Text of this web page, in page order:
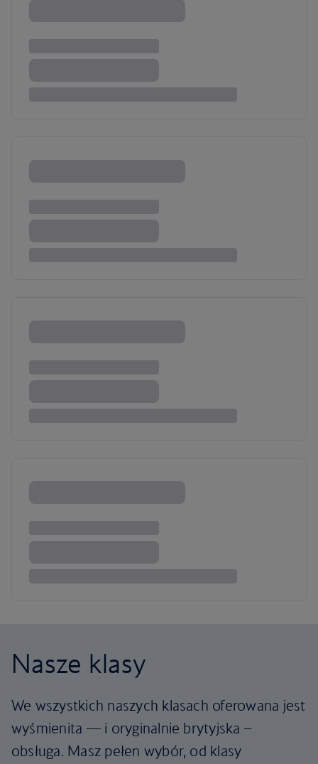
Nasze klasy
We wszystkich naszych klasach oferowana jest
wyśmienita — i oryginalnie brytyjska –
obsługa. Masz pełen wybór, od klasy